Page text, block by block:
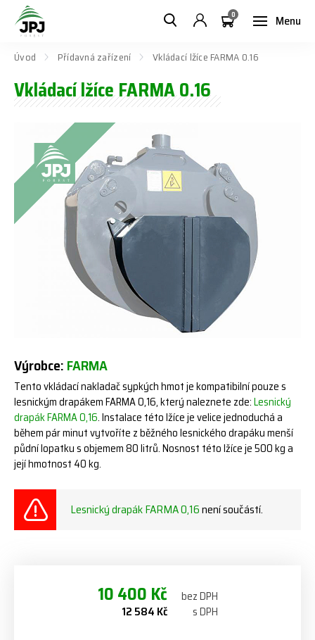
Menu
0
Úvod Přídavná zařízení Vkládací lžíce FARMA 0.16
Vkládací lžíce FARMA 0.16
Výrobce:FARMA
Tento vkládací nakladač sypkých hmot je kompatibilní pouze s
lesnickým drapákem FARMA 0,16, který naleznete zde:Lesnický
drapák FARMA 0,16. Instalace této lžíce je velice jednoduchá a
během pár minut vytvoříte z běžného lesnického drapáku menší
půdní lopatku s objemem 80 litrů. Nosnost této lžíce je 500 kg a
její hmotnost 40 kg.
Lesnický drapák FARMA 0,16není součástí.
10 400 Kč bez DPH
12 584 Kč s DPH